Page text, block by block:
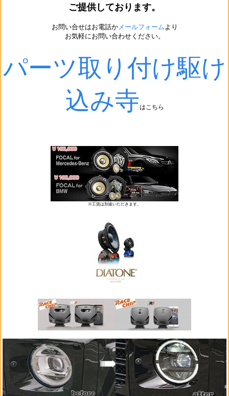
ご提供しております。
お問い合せはお電話かメールフォームより
お気軽にお問い合わせください。
パーツ取り付け駆け
込み寺はこちら
※工賃は別途いただきます。